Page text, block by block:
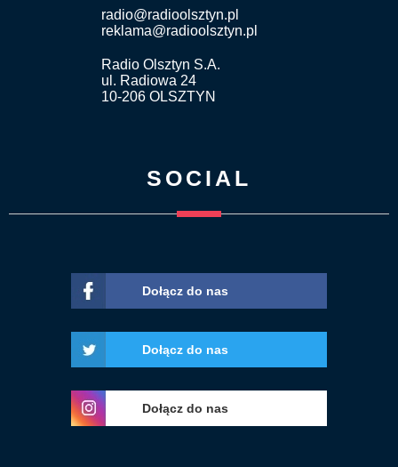
radio@radioolsztyn.pl
reklama@radioolsztyn.pl
Radio Olsztyn S.A.
ul. Radiowa 24
10-206 OLSZTYN
SOCIAL
Dołącz do nas
Dołącz do nas
Dołącz do nas